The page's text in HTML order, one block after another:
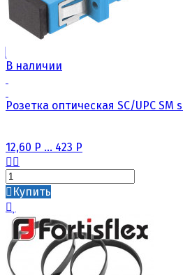
В наличии
Розетка оптическая SC/UPC SM
12,60 Р ... 423 Р
Купить